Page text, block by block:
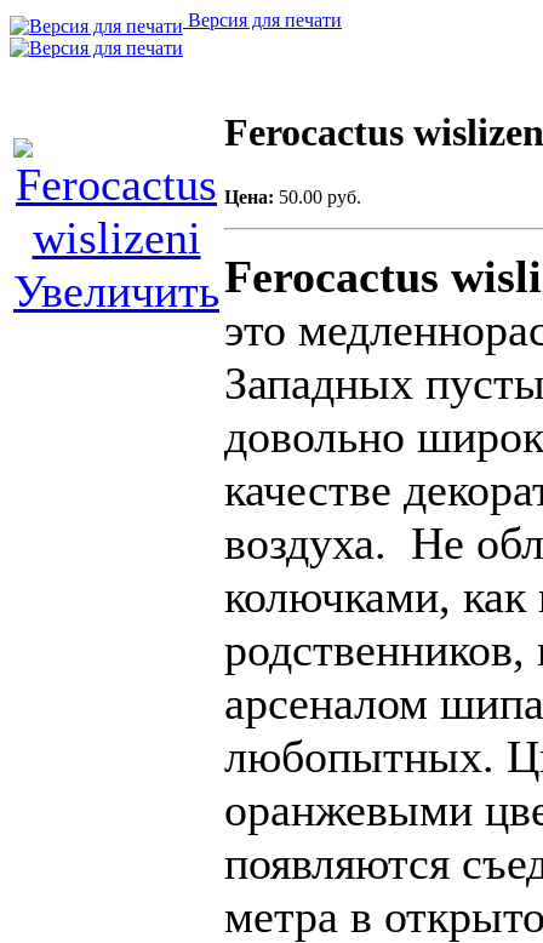
Версия для печати
Увеличить
Ferocactus
Цена: 50.00 руб.
Ferocactus
это
Западных
довольно
качестве
воздуха. Не
колючками,
родственников,
арсеналом
любопытных.
оранжевыми
появляются
метра в